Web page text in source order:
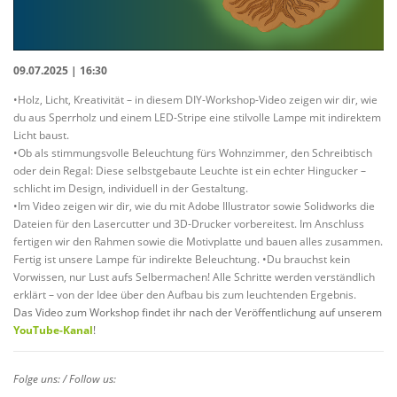
09.07.2025 | 16:30
•Holz, Licht, Kreativität – in diesem DIY-Workshop-Video zeigen wir dir, wie
du aus Sperrholz und einem LED-Stripe eine stilvolle Lampe mit indirektem
Licht baust.
•Ob als stimmungsvolle Beleuchtung fürs Wohnzimmer, den Schreibtisch
oder dein Regal: Diese selbstgebaute Leuchte ist ein echter Hingucker –
schlicht im Design, individuell in der Gestaltung.
•Im Video zeigen wir dir, wie du mit Adobe Illustrator sowie Solidworks die
Dateien für den Lasercutter und 3D-Drucker vorbereitest. Im Anschluss
fertigen wir den Rahmen sowie die Motivplatte und bauen alles zusammen.
Fertig ist unsere Lampe für indirekte Beleuchtung. •Du brauchst kein
Vorwissen, nur Lust aufs Selbermachen! Alle Schritte werden verständlich
erklärt – von der Idee über den Aufbau bis zum leuchtenden Ergebnis.
Das Video zum Workshop findet ihr nach der Veröffentlichung auf unserem
YouTube-Kanal!
Folge uns: / Follow us: